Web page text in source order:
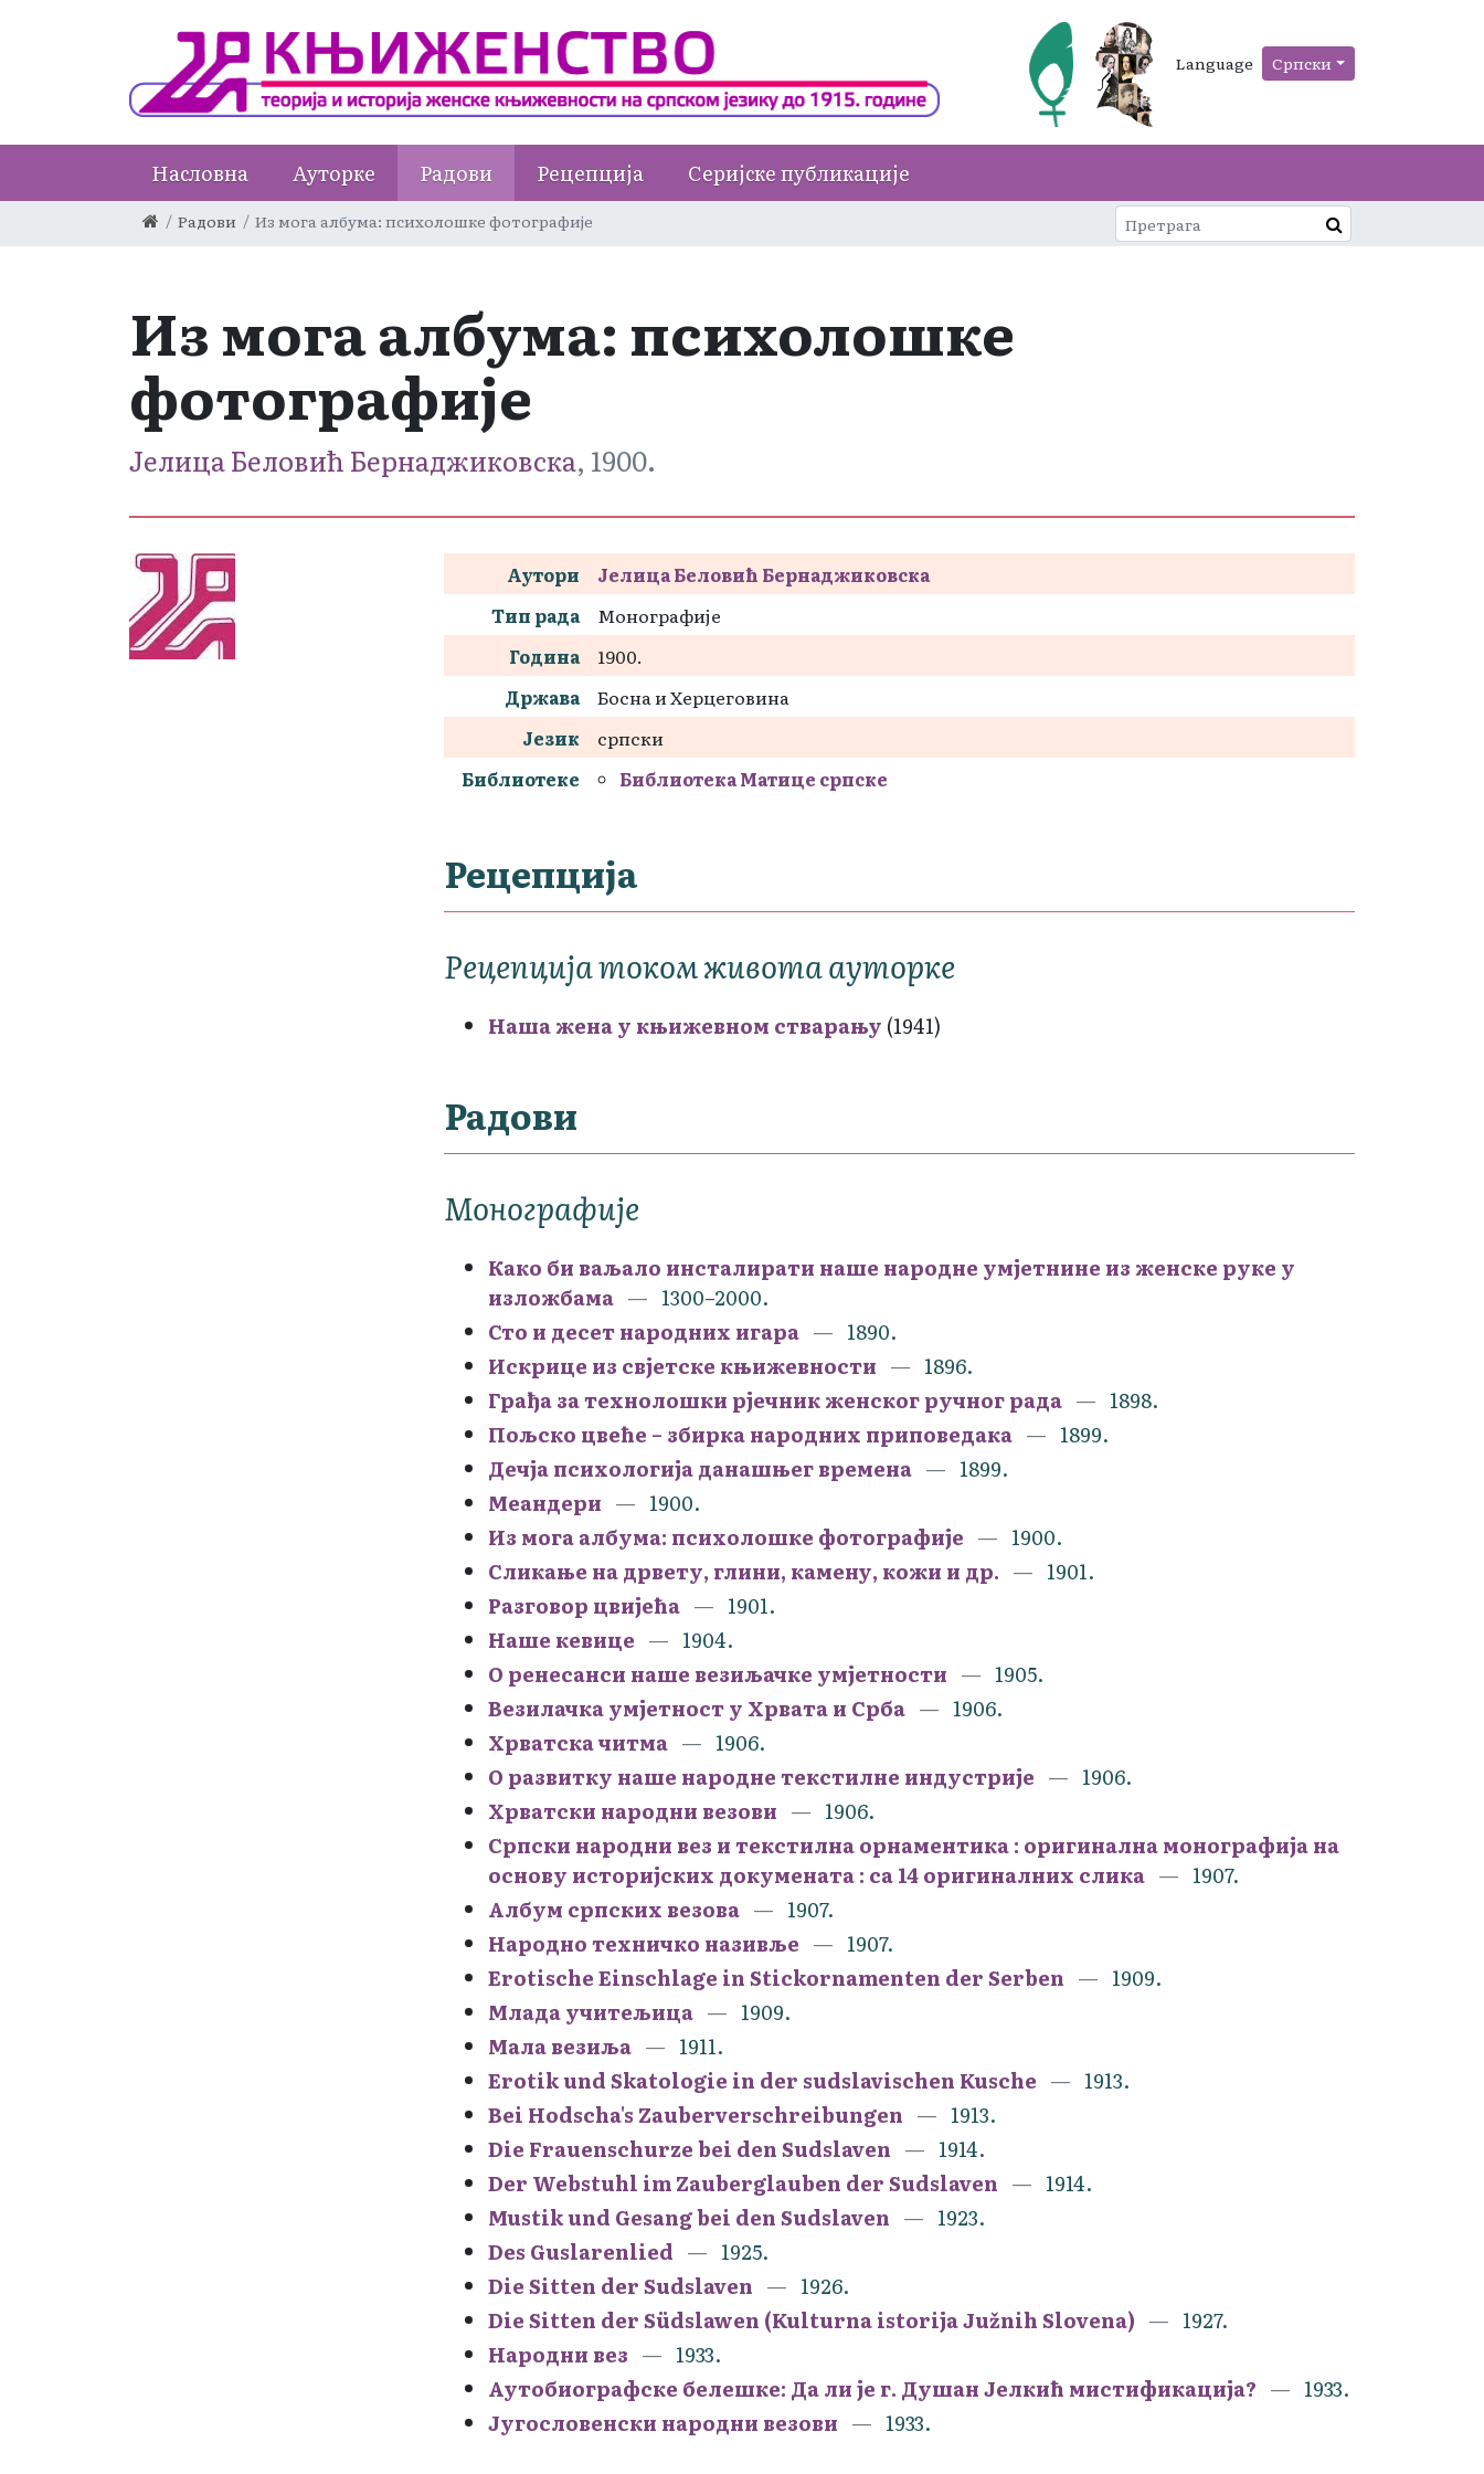
Language Српски
Насловна Ауторке Радови Рецепција Серијске публикације
Радови Из могa албума: психолошке фотографије
Из могa албума: психолошке
фотографије
Јелица Беловић Бернаджиковска, 1900.
Аутори
Јелица Беловић Бернаджиковска
Тип рада
Монографије
Година
1900.
Држава
Босна и Херцеговина
Језик
српски
Библиотеке
Библиотека Матице српске
Рецепција
Рецепција током живота ауторке
Наша жена у књижевном стварању (1941)
Радови
Монографије
Како би ваљало инсталирати наше народне умјетнине из женске руке у
изложбама
1300–2000.
Сто и десет народних игара
1890.
Искрице из свјетске књижевности
1896.
Грађа за технолошки рјечник женског ручног рада
1898.
Пољско цвеће – збирка народних приповедака
1899.
Дечја психологија данашњег времена
1899.
Меандери
1900.
Из могa албума: психолошке фотографије
1900.
Сликање на дрвету, глини, камену, кожи и др.
1901.
Разговор цвијећа
1901.
Наше кевице
1904.
О ренесанси наше везиљачке умjетности
1905.
Везилачка умјетност у Хрвата и Срба
1906.
Хрватска читма
1906.
О развитку наше народне текстилне индустрије
1906.
Хрватски народни везови
1906.
Српски народни вез и текстилна орнаментика : оригинална монографија на
основу историјских докумената : са 14 оригиналних слика
1907.
Албум српских везова
1907.
Народно техничко називље
1907.
Erotische Einschlage in Stickornamenten der Serben
1909.
Млада учитељица
1909.
Мала везиља
1911.
Erotik und Skatologie in der sudslavischen Kusche
1913.
Bei Hodscha's Zauberverschreibungen
1913.
Die Frauenschurze bei den Sudslaven
1914.
Der Webstuhl im Zauberglauben der Sudslaven
1914.
Mustik und Gesang bei den Sudslaven
1923.
Des Guslarenlied
1925.
Die Sitten der Sudslaven
1926.
Die Sitten der Südslawen (Kulturna istorija Južnih Slovena)
1927.
Народни вез
1933.
Аутобиографске белешке: Да ли је г. Душан Јелкић мистификација?
1933.
Југословенски народни везови
1933.